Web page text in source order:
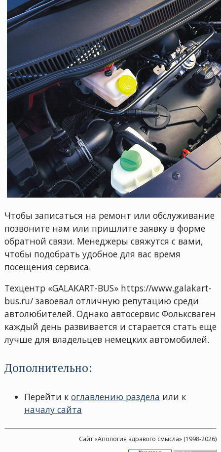
Чтобы записаться на ремонт или обслуживание
позвоните нам или пришлите заявку в форме
обратной связи. Менеджеры свяжутся с вами,
чтобы подобрать удобное для вас время
посещения сервиса.
Техцентр «GALAKART-BUS» https://www.galakart-
bus.ru/ завоевал отличную репутацию среди
автолюбителей. Однако автосервис Фольксваген
каждый день развивается и старается стать еще
лучше для владельцев немецких автомобилей.
Дополнительно:
Перейти к оглавлению раздела или к
началу сайта
Сайт «Апология здравого смысла» (1998-2026)